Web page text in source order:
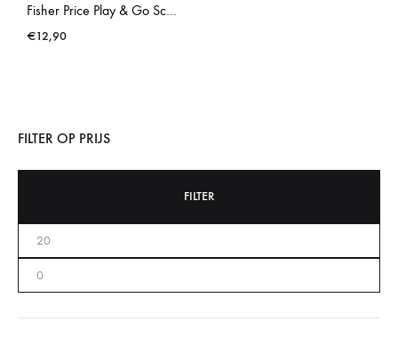
Fisher Price Play & Go School Lunchbox
€12,90
FILTER OP PRIJS
FILTER